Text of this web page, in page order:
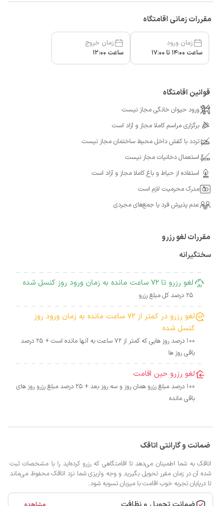
مقررات زمانی اقامتگاه
زمان ورود
ساعت 14:00 تا 17:00
زمان خروج
ساعت 12:00
قوانین اقامتگاه
ورود حیوان خانگی مجاز نیست
برگزاری مراسم کاملا مجاز و آزاد است
تردد با کفش داخل محیط ساختمان مجاز نیست
استعمال دخانیات مجاز نیست
استفاده از حیاط و باغ کاملا مجاز و آزاد است
مدرک محرمیت لازم است
عدم پذیرش فرد یا جمع‌های مجردی
مقررات لغو رزرو
سختگیرانه
لغو رزرو تا 72 ساعت مانده به زمان ورود روز کنسل شده
25 درصد کل مبلغ رزرو
لغو رزرو در کمتر از 72 ساعت مانده به زمان ورود روز
کنسل شده
100 درصد روز هایی که کمتر از 72 ساعت به آنها مانده است + 25 درصد
باقی روز ها
لغو رزرو حین اقامت
100 درصد مبلغ رزرو همان روز و سه روز بعد + 25 درصد مبلغ رزرو روز های
باقی مانده
ضمانت و گارانتی اتاقک
اتاقک به شما اطمینان می‌دهد تا اقامتگاهی که رزرو کرده‌اید را با مشخصات ثبت
شده آن در زمان مقرر تحویل بگیرید و وجه واریزی شما نزد اتاقک محفوظ می‌ماند
تا درپایان تجربه خوب اقامت با میزبان تسویه شود.